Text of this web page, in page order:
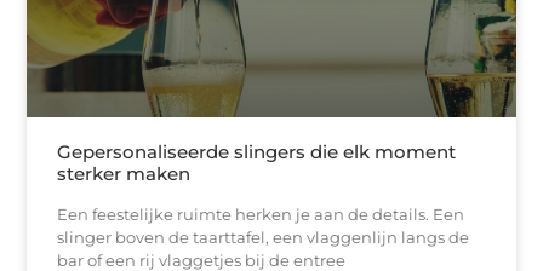
Gepersonaliseerde slingers die elk moment
sterker maken
Een feestelijke ruimte herken je aan de details. Een
slinger boven de taarttafel, een vlaggenlijn langs de
bar of een rij vlaggetjes bij de entree